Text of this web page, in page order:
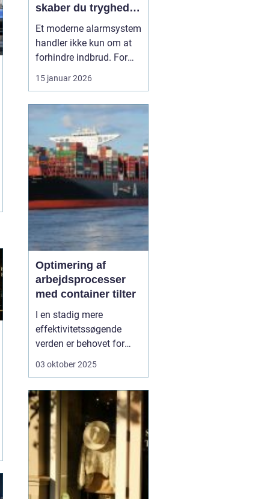
skaber du tryghed i
hverdagen
Et moderne alarmsystem
handler ikke kun om at
forhindre indbrud. For
mange familier og
virksomheder i
også om ro i maven, når
de forlader hjem eller
arbejdsplads. Med de
rette løsninger kan du
både forebygge ubudne
gæster, reage...
15 januar 2026
Optimering af
arbejdsprocesser
med container tilter
I en stadig mere
effektivitetssøgende
verden er behovet for
innovative løsninger, der
nogensinde.
En
container tilter er
en af
de l&o...
03 oktober 2025